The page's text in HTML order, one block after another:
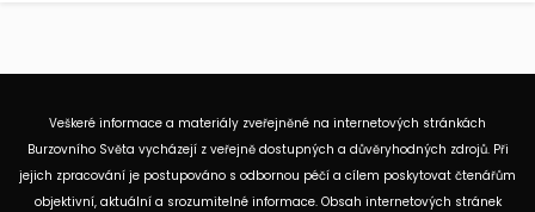
Veškeré informace a materiály zveřejněné na internetových stránkách
Burzovního Světa vycházejí z veřejně dostupných a důvěryhodných zdrojů. Při
jejich zpracování je postupováno s odbornou péčí a cílem poskytovat čtenářům
objektivní, aktuální a srozumitelné informace. Obsah internetových stránek